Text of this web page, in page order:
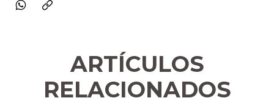
ARTÍCULOS
RELACIONADOS